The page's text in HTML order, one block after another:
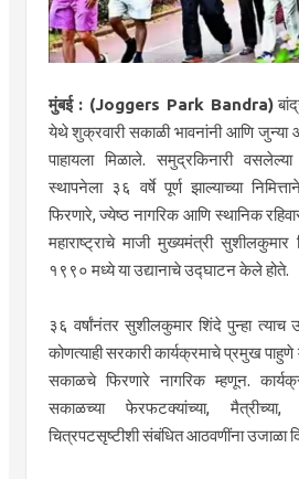
मुंबई : (Joggers Park Bandra)
येथे शुक्रवारी सकाळी भावनांनी आणि जुन्या
पाहायला मिळाले. समुद्रकिनारी वसलेल्या
स्थापनेला ३६ वर्षे पूर्ण झाल्याच्या
फिरणारे, ज्येष्ठ नागरिक आणि स्थानिक
महाराष्ट्राचे माजी मुख्यमंत्री सुशीलकुमार
१९९० मध्ये या उद्यानाचे उद्घाटन केले होते.
३६ वर्षांनंतर सुशीलकुमार शिंदे पुन्हा त्याच
कोणत्याही सरकारी कार्यक्रमाचे प्रमुख
सकाळचे फिरणारे नागरिक म्हणून.
सकाळच्या फेरफटक्यांच्या,
चित्रपटसृष्टीशी संबंधित आठवणींना उजाळा